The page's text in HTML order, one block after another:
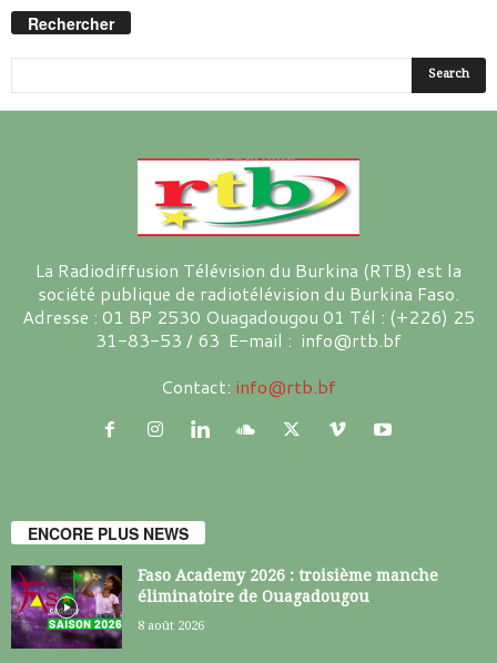
Rechercher
La Radiodiffusion Télévision du Burkina (RTB) est la
société publique de radiotélévision du Burkina Faso.
Adresse : 01 BP 2530 Ouagadougou 01 Tél : (+226) 25
31-83-53 / 63 E-mail : info@rtb.bf
Contact: info@rtb.bf
ENCORE PLUS NEWS
Faso Academy 2026 : troisième manche
éliminatoire de Ouagadougou
8 août 2026